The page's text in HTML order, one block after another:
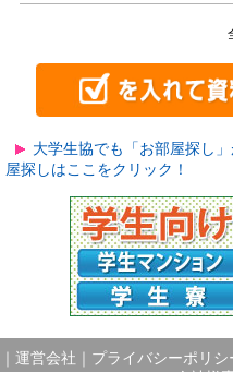
大学生協でも「お部屋探し
屋探しはここをクリック！
運営会社 プライバシーポリシ